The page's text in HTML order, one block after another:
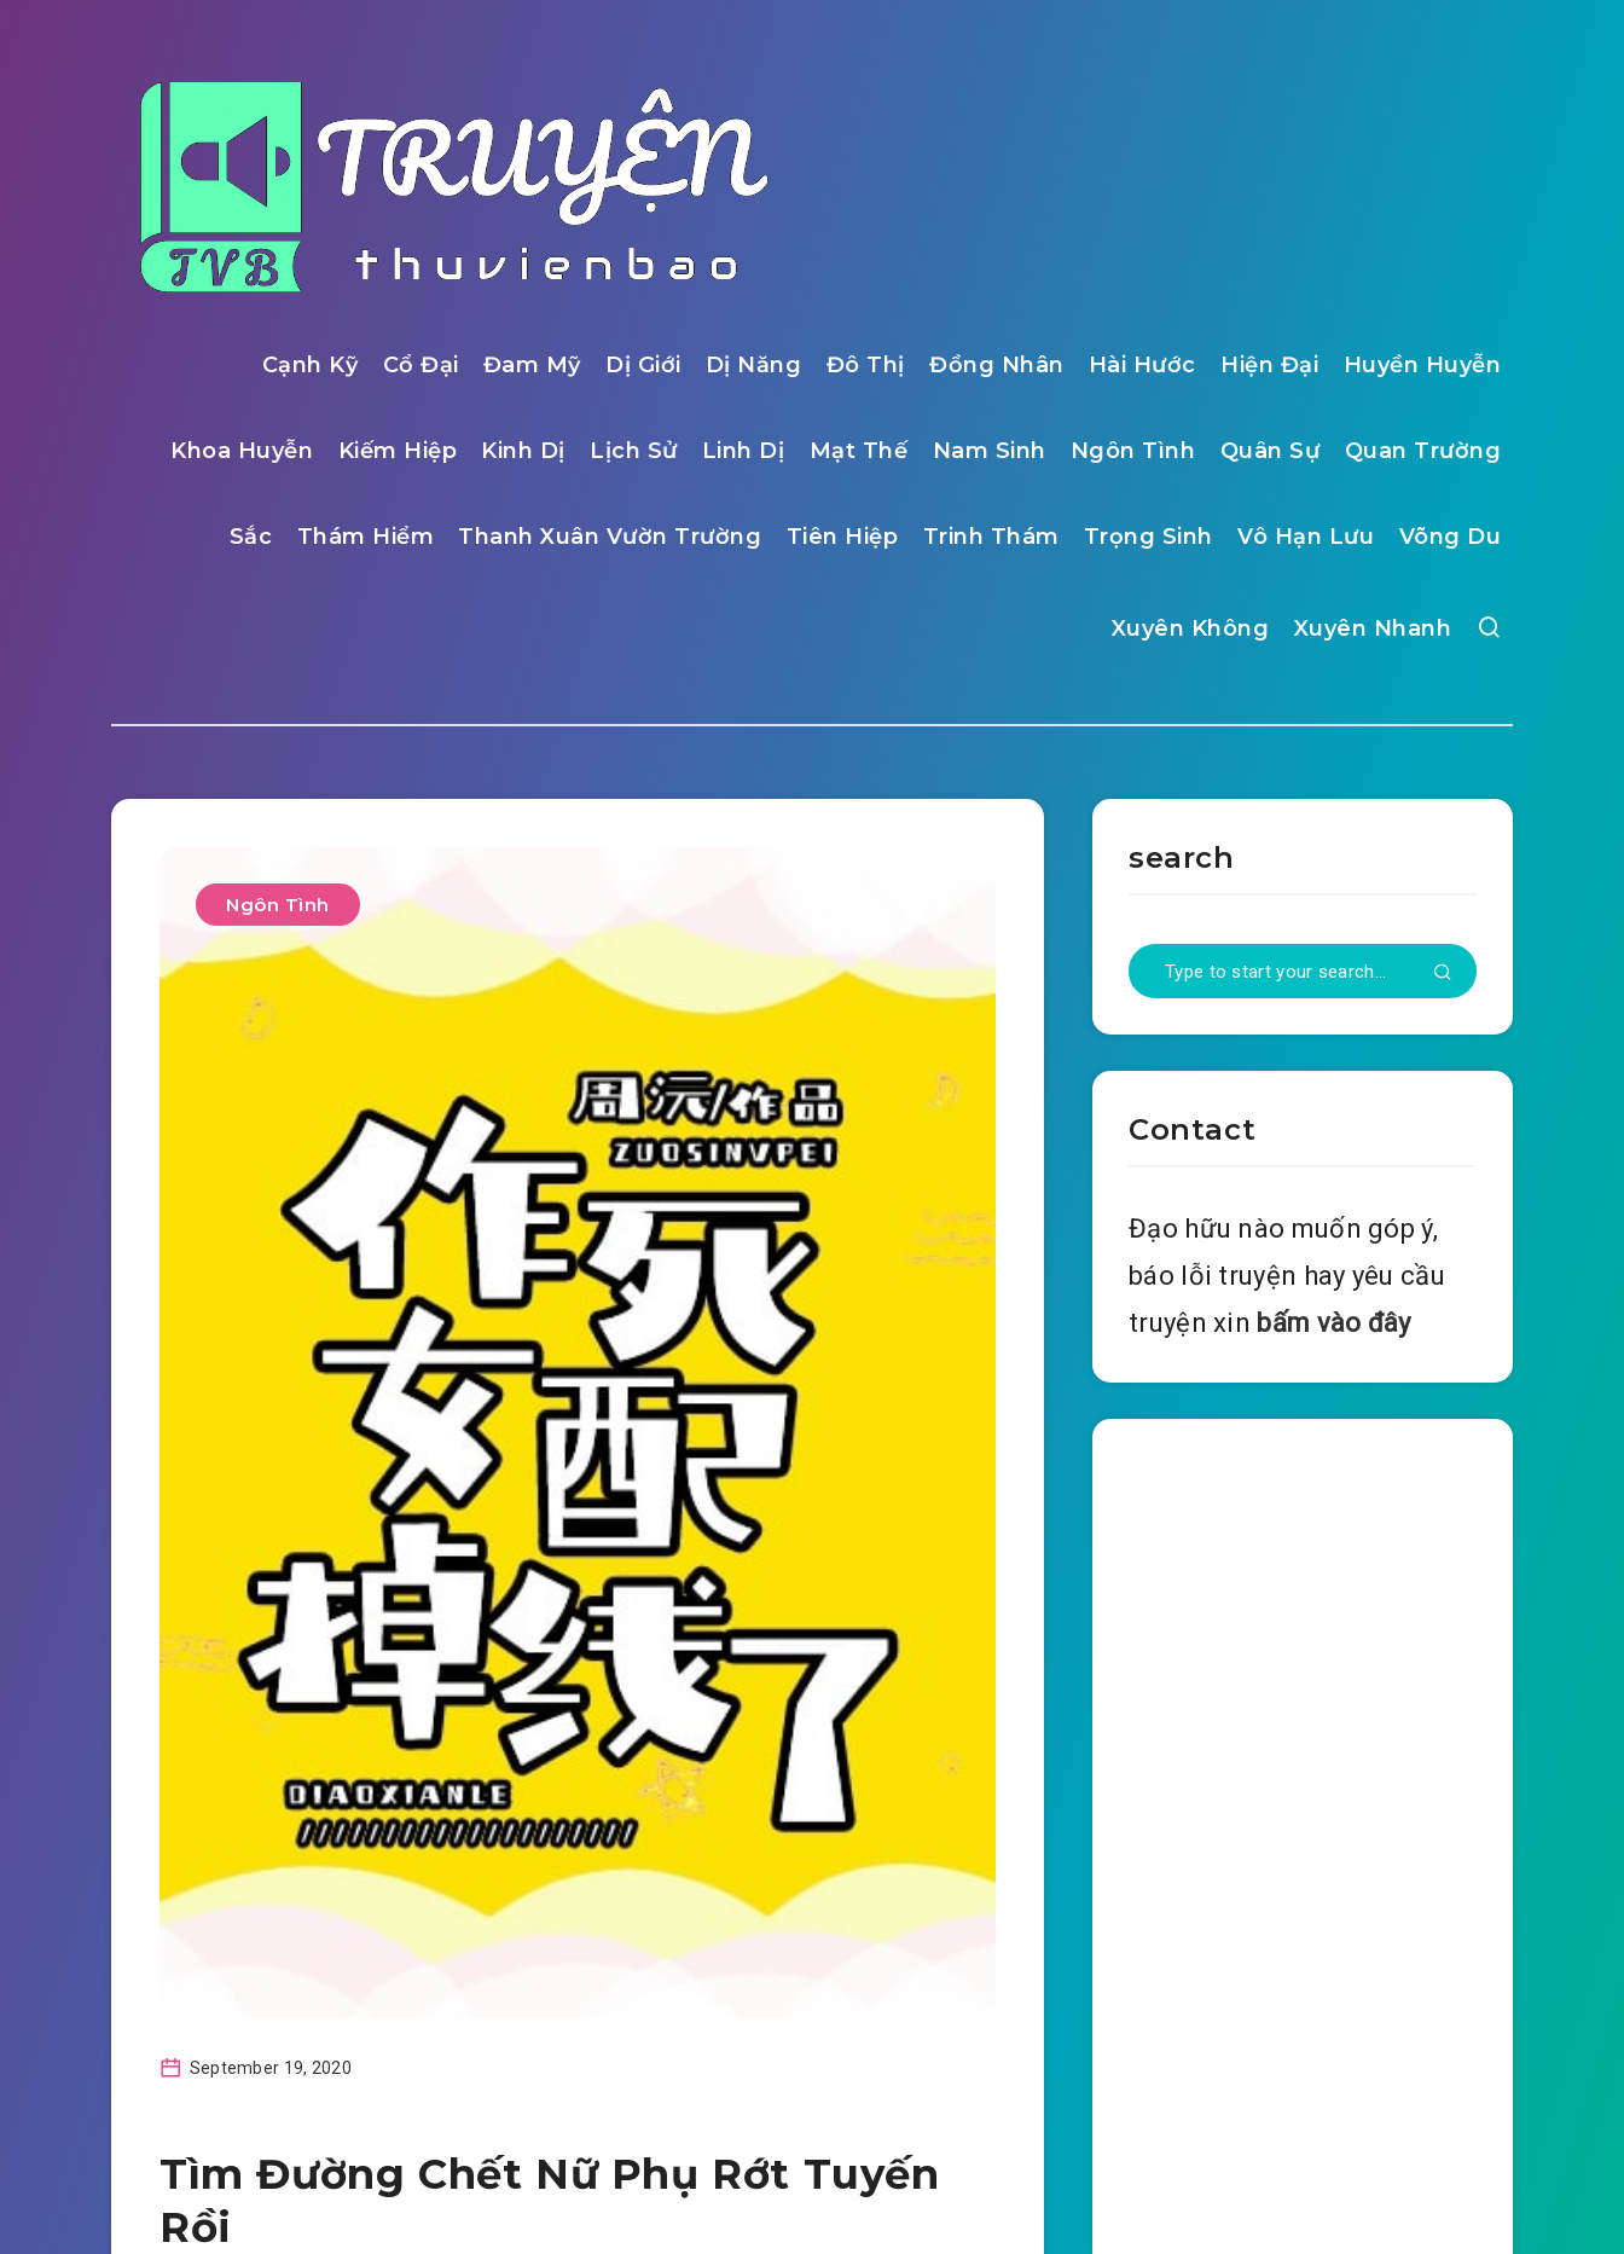
Cạnh Kỹ Cổ Đại Đam Mỹ Dị Giới Dị Năng Đô Thị Đồng Nhân Hài Hước Hiện Đại Huyền Huyễn
Khoa Huyễn Kiếm Hiệp Kinh Dị Lịch Sử Linh Dị Mạt Thế Nam Sinh Ngôn Tình Quân Sự Quan Trường
Sắc Thám Hiểm Thanh Xuân Vườn Trường Tiên Hiệp Trinh Thám Trọng Sinh Vô Hạn Lưu Võng Du
Xuyên Không Xuyên Nhanh
Ngôn Tình
September 19, 2020
Tìm Đường Chết Nữ Phụ Rớt Tuyến
Rồi
search
Contact
Đạo hữu nào muốn góp ý,
báo lỗi truyện hay yêu cầu
truyện xin bấm vào đây